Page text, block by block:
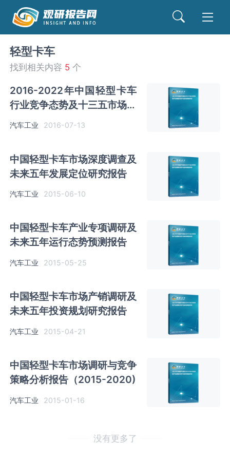
轻型卡车
找到相关内容 5 个
2016-2022年中国轻型卡车
行业竞争态势及十三五市场竞
争态势报告
汽车工业 2016-07-13
中国轻型卡车市场深度调查及
未来五年发展定位研究报告
汽车工业 2015-06-10
中国轻型卡车产业专项调研及
未来五年运行态势预测报告
汽车工业 2015-05-25
中国轻型卡车市场产销调研及
未来五年投资规划研究报告
汽车工业 2015-04-21
中国轻型卡车市场调研与竞争
策略分析报告（2015-2020)
汽车工业 2015-01-16
没有更多了